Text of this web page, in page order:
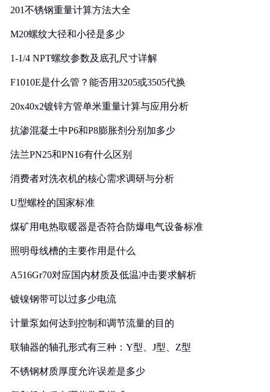
201不锈钢重量计算方法大全
M20螺纹大径和小径是多少
1-1/4 NPT螺纹参数及底孔尺寸详解
F1010E是什么管？能否用3205或3505代换
20x40x2镀锌方管单米重量计算与应用分析
抗渗混凝土中P6和P8膨胀剂分别加多少
法兰PN25和PN16有什么区别
消费者对洗衣机的核心需求调研与分析
U型螺栓的国家标准
煤矿用电热取暖器是否符合防爆电气设备标准
照明母线槽的主要作用是什么
A516Gr70对应国内材质及低温冲击要求解析
镀镍钢带可以过多少电流
计量泵如何达到控制和调节流量的目的
联轴器的轴孔形式有三种：Y型、J型、Z型
不锈钢材质厚度允许误差是多少